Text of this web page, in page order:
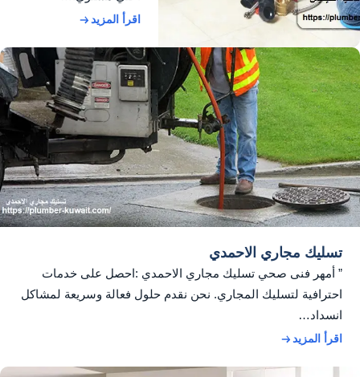
اقرأ المزيد
تسليك مجاري الاحمدي
” أمهر فنى صحي تسليك مجاري الاحمدي :احصل على خدمات
احترافية لتسليك المجاري. نحن نقدم حلول فعالة وسريعة لمشاكل
انسداد…
اقرأ المزيد